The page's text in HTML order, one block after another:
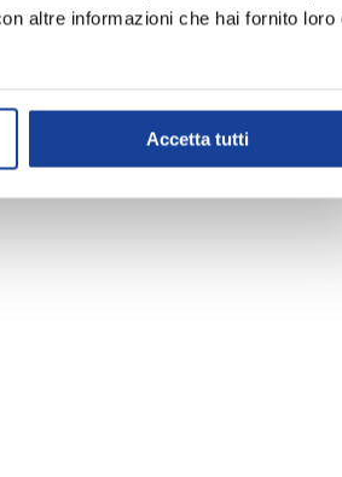
altre informazioni che hai fornito loro
Accetta tutti